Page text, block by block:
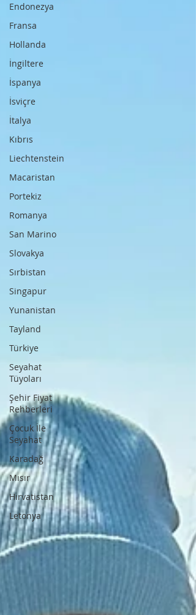
Endonezya
Fransa
Hollanda
İngiltere
İspanya
İsviçre
İtalya
Kıbrıs
Liechtenstein
Macaristan
Portekiz
Romanya
San Marino
Slovakya
Sırbistan
Singapur
Yunanistan
Tayland
Türkiye
Seyahat
Tüyoları
Şehir Fiyat
Rehberleri
Çocuk İle
Seyahat
Karadağ
Mısır
Hırvatistan
Letonya